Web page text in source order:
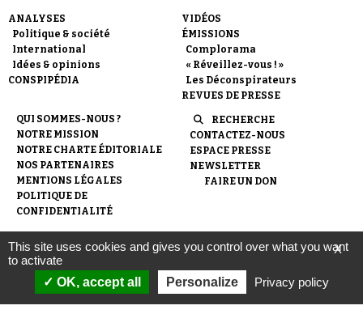
ANALYSES
Politique & société
International
Idées & opinions
CONSPIPÉDIA
VIDÉOS
ÉMISSIONS
Complorama
« Réveillez-vous ! »
Les Déconspirateurs
REVUES DE PRESSE
QUI SOMMES-NOUS ?
NOTRE MISSION
NOTRE CHARTE ÉDITORIALE
NOS PARTENAIRES
MENTIONS LÉGALES
POLITIQUE DE
CONFIDENTIALITÉ
RECHERCHE
CONTACTEZ-NOUS
ESPACE PRESSE
NEWSLETTER
FAIRE UN DON
© 2007- Conspiracy Watch
l'Observatoire du conspirationnisme (association loi de 1901) avec
le soutien de la Fondation pour la Mémoire de la Shoah.
X
This site uses cookies and gives you control over what you want
to activate
OK, accept all
Personalize Privacy policy